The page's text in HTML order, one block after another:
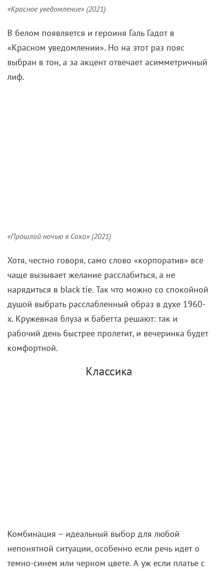
«Красное уведомление» (2021)
В белом появляется и героиня Галь Гадот в
«Красном уведомлении». Но на этот раз пояс
выбран в тон, а за акцент отвечает асимметричный
лиф.
«Прошлой ночью в Сохо» (2021)
Хотя, честно говоря, само слово «корпоратив» все
чаще вызывает желание расслабиться, а не
нарядиться в black tie. Так что можно со спокойной
душой выбрать расслабленный образ в духе 1960-
х. Кружевная блуза и бабетта решают: так и
рабочий день быстрее пролетит, и вечеринка будет
комфортной.
Классика
Комбинация – идеальный выбор для любой
непонятной ситуации, особенно если речь идет о
темно-синем или черном цвете. А уж если платье с